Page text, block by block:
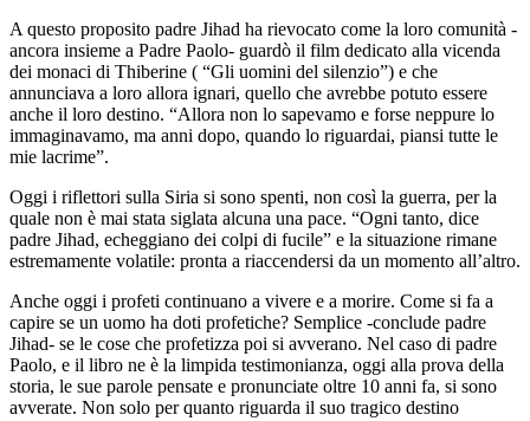
A questo proposito padre Jihad ha rievocato come la loro comunità -
ancora insieme a Padre Paolo- guardò il film dedicato alla vicenda
dei monaci di Thiberine ( “Gli uomini del silenzio”) e che
annunciava a loro allora ignari, quello che avrebbe potuto essere
anche il loro destino. “Allora non lo sapevamo e forse neppure lo
immaginavamo, ma anni dopo, quando lo riguardai, piansi tutte le
mie lacrime”.
Oggi i riflettori sulla Siria si sono spenti, non così la guerra, per la
quale non è mai stata siglata alcuna una pace. “Ogni tanto, dice
padre Jihad, echeggiano dei colpi di fucile” e la situazione rimane
estremamente volatile: pronta a riaccendersi da un momento all’altro.
Anche oggi i profeti continuano a vivere e a morire. Come si fa a
capire se un uomo ha doti profetiche? Semplice -conclude padre
Jihad- se le cose che profetizza poi si avverano. Nel caso di padre
Paolo, e il libro ne è la limpida testimonianza, oggi alla prova della
storia, le sue parole pensate e pronunciate oltre 10 anni fa, si sono
avverate. Non solo per quanto riguarda il suo tragico destino